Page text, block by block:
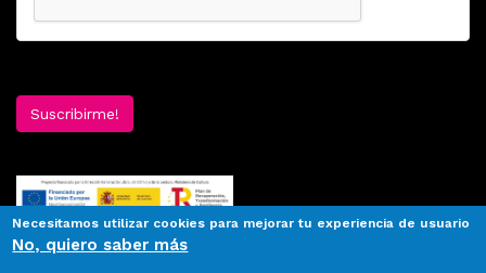
Suscribirme!
Necesitamos utilizar cookies para mejorar tu experiencia de usuario
No, quiero saber más